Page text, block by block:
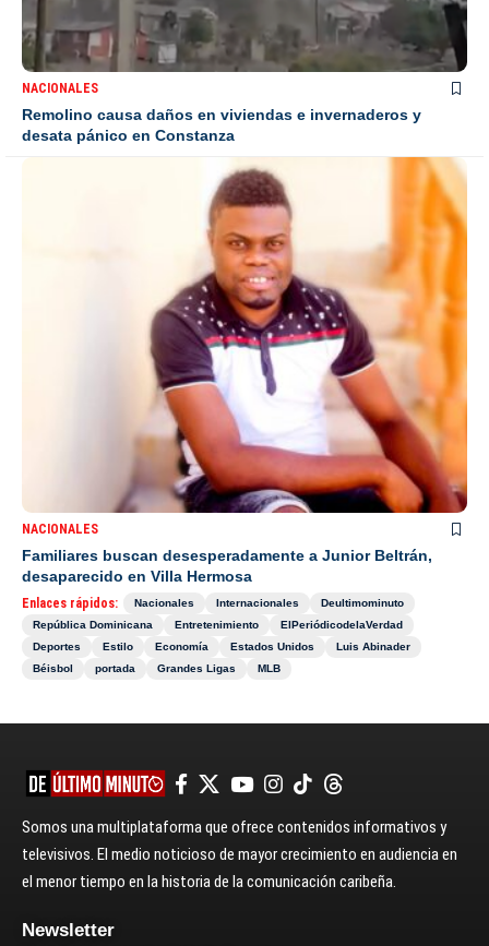
NACIONALES
Remolino causa daños en viviendas e invernaderos y
desata pánico en Constanza
NACIONALES
Familiares buscan desesperadamente a Junior Beltrán,
desaparecido en Villa Hermosa
Enlaces rápidos: Nacionales Internacionales
Deultimominuto
República Dominicana
Entretenimiento
ElPeriódicodelaVerdad
Deportes
Estilo Economía Estados Unidos
Luis Abinader
Béisbol
portada Grandes Ligas MLB
Somos una multiplataforma que ofrece contenidos informativos y
televisivos. El medio noticioso de mayor crecimiento en audiencia en
el menor tiempo en la historia de la comunicación caribeña.
Newsletter